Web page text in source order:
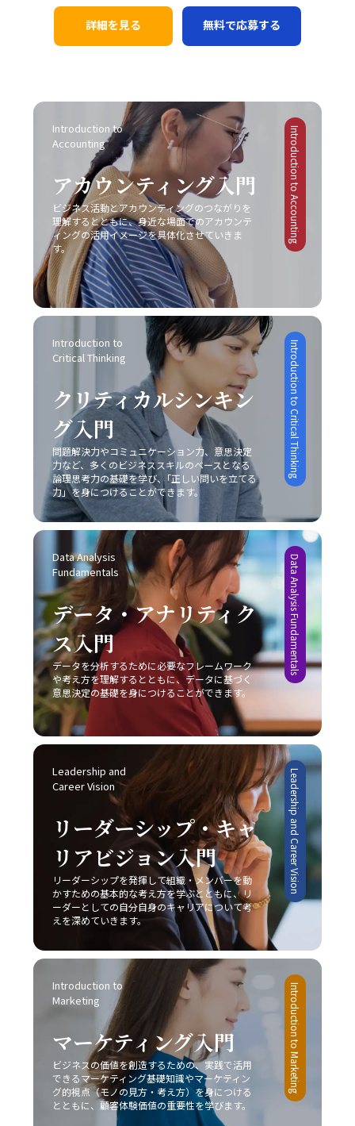
す。まず、会議や打ち合わせの場では、前提条件の確認や
具体的な言葉選び、相手の理解度を逐一確認する姿勢が求
められます。次に、必要に応じて一度話を持ち帰り、冷静
ション能力の向上に直結します。これにより、仕事で話が
噛み合わない状況を未然に防ぎ、また発生した場合にも迅
速かつ効果的に対処できる基盤を作ることが可能となりま
す。最終的に、若手ビジネスマンにとって重要なのは、一
方的なコミュニケーションではなく、双方の意図や認識を
共有しあう姿勢です。今回ご紹介したポイントを実践し、
「仕事で話が噛み合わない人との対処法」を日常の業務に
取り入れることで、組織内の信頼関係の再構築や業務効率
の向上を実現できるでしょう。常に自己のコミュニケーシ
ョンスキルを磨き、効果的な意思疎通を心がけることが、
ビジネスパーソンとしての成長に直結する重要な要素とな
ります。
手段です。目的が明確でないまま話を進めると、どれだけ
テクニックを駆使しても、受信者にとって重要なポイント
が伝わらず、業務上の成果に結び付かない場合がありま
がどのような「場」か、つまり使用する媒体や環境に応じ
た戦略も大切です。対面での会議、電話会議、メール、オ
ンラインミーティングなど、ツールや場面ごとに適したコ
ミュニケーションの方法が存在します。そのため、各媒体
の持つ特性や限界を理解し、状況に合わせた柔軟な対応が
必要不可欠となります。こうした注意点を踏まえて、自己
のコミュニケーション能力を継続的にブラッシュアップし
ていくことが、キャリアの成長に繋がるのです。 まとめ
本記事では、「ビジネスにおけるコミュニケーション能
力」における重要性と、その構成要素、さらには具体的な
現場での実践方法と注意点について解説しました。現代ビ
ジネスにおいて、コミュニケーションは単なる情報伝達で
はなく、相手に行動変容を促すための極めて高度なスキル
であり、論理的思考、感情表現、非言語的伝達、そして状
況に応じた柔軟な対応が求められます。特に、若手ビジネ
スマンはこの能力を磨くことで、上司や同僚、さらには対
外のステークホルダーとの信頼関係を築き、組織全体の業
績向上や自らのキャリアアップに直結させることが可能と
なります。 また、コミュニケーションの成功は意識的な目
的設定と適切な手法の選択に依存するため、日々の業務の
中で自らの発言や対話を振り返り、どのように相手に伝わ
っているかを検証する姿勢が不可欠です。若手ビジネスマ
ンとしては、まずは基本的なスキルを習得し、実践を重ね
ながら「論理」と「感情」のバランスを追求することが、
信頼構築および成果創出への近道であると言えます。今後
も、技術の進化とグローバル化が進む中で、多様なコミュ
ニケーション手法を状況に応じて使い分けるセンスを養
い、柔軟な対応力を持つことが求められるでしょう。 最終
的に、「ビジネスにおけるコミュニケーション能力」にお
ける本質は、発信者が目的を明確にし、受信者がその意図
を正確に理解するという双方の協調です。これを実現する
ためには、日々の実務の中での振り返りと研鑽が不可欠で
あり、自らのコミュニケーションスタイルを磨き上げるこ
とが、結果として組織全体のパフォーマンス向上に繋がる
のです。自分自身の成長と共に、組織全体での良好な情報
共有が促進されることにより、ビジネスの現場における成
果が確実に向上するでしょう。
基づく戦略展開により、短期間で一定の市場シェアを獲得
しました。また、トヨタ自動車は常に「カイゼン」を徹底
フォン市場におけるモトローラの事例では、他社との差別
化に失敗し、急激な技術革新に乗り遅れて市場からの孤立
を招きました。また、日産自動車は過度なコスト削減施策
により品質低下とブランドイメージの低下を招いた結果、
激戦区でのシェア確保に大きな課題を突きつけられまし
た。これらの事例は、レッドオーシャンの戦い方において
は、単なるコスト削減や市場模倣だけでは不十分であり、
明確な差別化戦略と自社の独自性の追求が不可欠であるこ
とを示しています。 レッドオーシャンとブルーオーシャン
の使い分け レッドオーシャン市場における戦略と対比し
て、ブルーオーシャン戦略は競争のない新たな市場の創出
を目指すアプローチです。ブルーオーシャンでは、既存市
場の枠にとらわれずに新規需要を発掘することが重視され
るため、一見すると魅力的な選択肢に映ります。しかし、
どちらの戦略を採用するかは、自社の経営資源、強み、さ
らには市場環境の成熟度によって大きく左右されるため、
慎重な分析が求められます。レッドオーシャンの戦い方に
おいては、既存市場で確固たる地位を築くために、いかに
自社の独自性を打ち出し、競合他社との差別化を成功させ
るかが非常に重要な要素となります。 具体例として、大手
家電メーカーが技術力と広範な販売網という強みを持ちな
がらも、成熟市場での競争に挑むケースや、ベンチャー企
業が限定されたリソースを最大限に活かしてニッチ市場で
新たな需要を創造するケースなど、各企業は自社の特性に
応じた戦略を展開しています。このような事例からも、ど
の市場戦略を採るにしても、常に自社の強みと市場環境の
両面を的確に把握し、その上でレッドオーシャンの戦い方
を実践することが成功の鍵であることが明らかです。 実践
に向けた心構えと今後の展望 レッドオーシャンの戦い方を
実践するためには、単なる理論や事例の学習に留まらず、
実際のビジネス現場での迅速な対応と継続的な改善が求め
られます。まず、自社の強みや改善点を冷静に分析し、ど
の戦略が最も有効であるかを判断することが重要です。ま
た、顧客のニーズや市場動向の変化に敏感であること、そ
して柔軟な戦略の見直しが不可欠となります。市場は常に
変動し続けており、今日の成功が明日の成功を保証するも
のではないため、レッドオーシャンの戦い方においては常
に革新と挑戦の姿勢を維持しなければなりません。 今後、
AIやIoT、さらにはブロックチェーン技術など最先端技術の
進展が加速することで、ビジネス環境は一層複雑化すると
みられます。しかし、このような変動期においては、逆に
新たなビジネスモデルや市場ニーズが生まれるチャンスも
多く存在します。将来的には、従来のレッドオーシャンの
戦い方に加え、テクノロジーを駆使したデジタル戦略との
融合が、企業の競争力を左右する重要な要素となることは
間違いありません。そのため、今のうちから情報収集や市
場分析に注力し、柔軟かつ先見性のある戦略を構築するこ
とが求められます。 まとめ 本記事では、2025年という変
革の時代において、20代の若手ビジネスマンが直面する厳
しい市場環境の中で、「レッドオーシャンの戦い方」の重
要性とその具体的な戦略について解説してきました。レッ
ドオーシャンとは、既存市場における激しい競争環境を指
し、価格競争や限られた市場シェア、利益率の低下といっ
たリスクが伴います。このような中で成功するためには、
他社との差別化、コストリーダーシップ、ニッチ戦略など
自社の強みを最大限に活かすアプローチが不可欠です。ま
た、デジタル技術や最新の市場動向を取り入れることで、
従来の戦略だけでなく新たなビジネスモデルの構築が求め
られています。 今後のビジネスシーンは、一層熾烈な競争
と急速な市場変化が予想されるため、レッドオーシャン 戦
い方においても、常に柔軟な発想と先を見据えた戦略が必
要です。成功事例に見ると、スターバックス、コカ・コー
果として問題が先送りされる原因となります。こうした心
理的要因への正しいアプローチなくしては、「後回し癖の
改善」は達成しにくいと言えるでしょう。 また、ADHDの
切なサポートを受けながら、自己管理能力の向上を図るこ
とが求められます。このように、先延ばし癖の注意点は単
なる行動パターンの問題を超えて、複雑な心理的・環境的
要因が絡み合っているため、多角的な視点からの対策が必
要不可欠です。 ビジネス現場では、タスクを早期に処理す
る仕組みや、効率的なスケジュール管理システムの導入も
推奨されています。現代のITツールを活用し、リマインダ
ー機能やタイムマネジメントアプリを上手に利用すること
で、先延ばし癖を改善する一助となります。ただし、こう
したツールも万能ではなく、自身の内面的な問題と向き合
い、根本的な解決策を模索しなければ、「後回し癖 改善」
は真の意味で実現されないでしょう。 まとめ 「後回し癖
の改善」は、20代の若手ビジネスマンにとって極めて重要
なテーマです。タスクの先延ばしは、自己効力感の低下、
ストレスの蓄積、生産性の低下、さらにはキャリアの成長
機会の逸失といった深刻な影響を及ぼします。そのため、
自己管理能力の向上を図るためには、まず自分自身の心理
的背景や業務環境を冷静に分析することが不可欠です。ま
た、具体的な改善策としては、以下の8つの方法が有効で
あると考えられます。 まず、「とりあえずはじめてみる」
というシンプルながらも強力な方法があります。初動の一
歩を踏み出すことで、徐々にタスクへの抵抗感が薄れ、以
降の作業がスムーズに進む効果が期待できます。次に、簡
単に実行可能なタスクから取り掛かることにより、成功体
験を積み重ねる点も重要です。成功体験は自信を形成し、
やがて大きな課題に対しても積極的に取り組む原動力とな
ります。 さらに、やるべきタスクに専念できる環境を整え
ることも、先延ばし癖の改善に有効です。職場や自宅での
雑音や不要な割り込みを排除し、集中できる空間を確保す
る工夫は、業務効率の向上につながります。目標を細かく
設定し、進捗状況を明確に把握することで、自分自身の達
成度を視覚化し、モチベーションを維持することが可能で
す。また、締切を2段階で設定する方法も、タスクを段階
的に処理し、プロジェクト全体を効率的に管理するための
有効な手段と言えるでしょう。 完璧主義に陥らず、自分に
過度な厳しさを課さない点や、失敗を恐れずに挑戦する姿
勢を持つことも、先延ばし癖改善の鍵となります。たとえ
ば、多少のミスや失敗は成長過程の一部と捉え、次回への
学びとすることで、行動へのブレーキを緩めることができ
ます。さらに、周囲の信頼できる同僚や上司に適切に協力
を求めることで、タスクの分担や業務効率の向上にもつな
がり、結果として「後回し癖の改善」が促進されます。 総
じて、先延ばし癖の改善は単なる業務の効率化に留まら
ず、自己成長やキャリアアップ、そして精神的健康に直結
する課題です。20代の若手ビジネスマンは、日々の忙しさ
に追われる中で、この先延ばしという悪循環を断ち切り、
主体的かつ計画的な行動を身につけることが、将来的な成
功に不可欠であると言えるでしょう。一度自らの行動パタ
ーンを見直し、ここで紹介した8つの方法を実践すること
で、徐々に「後回し癖の改善」の効果を実感できるはずで
す。 最終的には、先延ばし癖を克服し、時間とエネルギー
を有効活用するための意識改革が求められます。焦らず、
一歩一歩着実に、自己改善のプロセスを進めることが重要
です。皆さんが今後、業務上の課題を迅速かつ効果的に解
決し、自己成長を加速させる一助となることを心より願っ
ています。この取り組みが、豊かなキャリア形成と充実し
た人生への道を切り開くための大きな一歩となるでしょ
う。
詳細を見る 無料で応募する
Introduction to
Accounting
アカウンティング入門
ビジネス活動とアカウンティングのつながりを
理解するとともに、身近な場面でのアカウンテ
ィングの活用イメージを具体化させていきま
す。
Introduction to Accounting
Introduction to
Critical Thinking
クリティカルシンキン
グ入門
問題解決力やコミュニケーション力、意思決定
力など、多くのビジネススキルのベースとなる
論理思考力の基礎を学び、｢正しい問いを立てる
力」を身につけることができます。
Introduction to Critical Thinking
Data Analysis
Fundamentals
データ・アナリティク
ス入門
データを分析するために必要なフレームワーク
や考え方を理解するとともに、データに基づく
意思決定の基礎を身につけることができます。
Data Analysis Fundamentals
Leadership and
Career Vision
リーダーシップ・キャ
リアビジョン入門
リーダーシップを発揮して組織・メンバーを動
かすための基本的な考え方を学ぶとともに、リ
ーダーとしての自分自身のキャリアについて考
えを深めていきます。
Leadership and Career Vision
Introduction to
Marketing
マーケティング入門
ビジネスの価値を創造するための、実践で活用
できるマーケティング基礎知識やマーケティン
グ的視点（モノの見方・考え方）を身につける
とともに、顧客体験価値の重要性を学びます。
Introduction to Marketing